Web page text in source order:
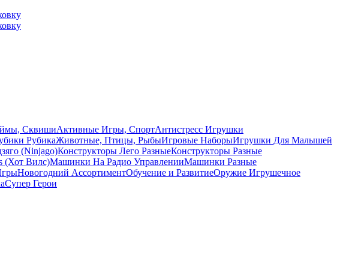
СквишиАктивные Игры, СпортАнтистресс Игрушки
РубикаЖивотные, Птицы, РыбыИгровые НаборыИгрушки Для Малышей
(Ninjago)Конструкторы Лего РазныеКонструкторы Разные
(Хот Вилс)Машинки На Радио УправленииМашинки Разные
Новогодний АссортиментОбучение и РазвитиеОружие Игрушечное
Супер Герои